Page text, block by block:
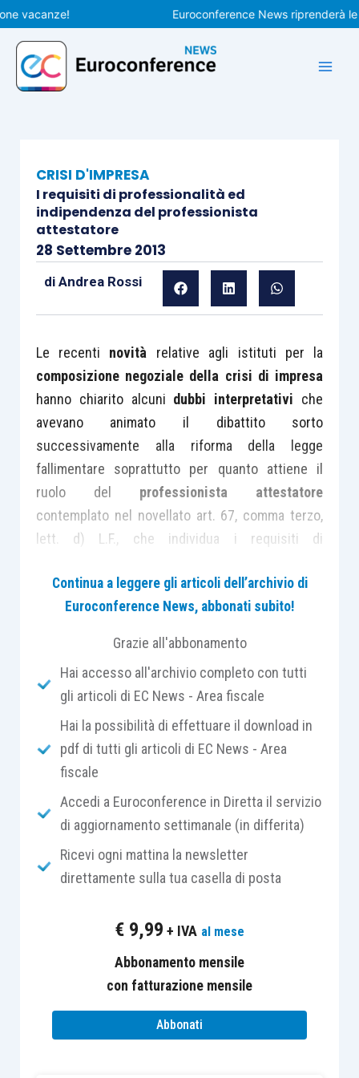
Vai
al
contenuto
Euroconference News riprenderà le
CRISI D'IMPRESA
I requisiti di professionalità ed
indipendenza del professionista
attestatore
28 Settembre 2013
di Andrea Rossi
Le recenti novità relative agli istituti per la
composizione negoziale della crisi di impresa
hanno chiarito alcuni dubbi interpretativi che
avevano animato il dibattito sorto
successivamente alla riforma della legge
fallimentare soprattutto per quanto attiene il
ruolo del professionista attestatore
contemplato nel novellato art. 67, comma terzo,
lett. d) L.F., che individua i requisiti di
dell’attestatoreed a quest’ultimo articolo fanno
rinvio i successivi artt. 161 (Concordato), 182-
di continuità aziendale nel concordato preventivo e
negli accordi di ristrutturazione dei debiti) e 186-
Concordato con continuità aziendale ).
Ai sensi del citato art. 67, il professionista
incaricato di redigere le attestazioni prescritte
dalla legge fallimentare deve essere innanzitutto
apportata con il D.L. n. 83/2012 è apparsa
opportuna, visto che l’originale rinvio ai criteri
Codice civile, aveva fattoerroneamente ritenere
applicabile alla nomina dell’attestatore la regola
generale prescritta per la nomina dell’esperto
del rapporto di cambio nelle fusioni, che prevede
Continua a leggere gli articoli dell’archivio di
Euroconference News, abbonati subito!
Grazie all'abbonamento
Hai accesso all'archivio completo con tutti
gli articoli di EC News - Area fiscale
Hai la possibilità di effettuare il download in
pdf di tutti gli articoli di EC News - Area
fiscale
Accedi a Euroconference in Diretta il servizio
di aggiornamento settimanale (in differita)
Ricevi ogni mattina la newsletter
direttamente sulla tua casella di posta
€ 9,99 + IVA al mese
Abbonamento mensile
con fatturazione mensile
Abbonati